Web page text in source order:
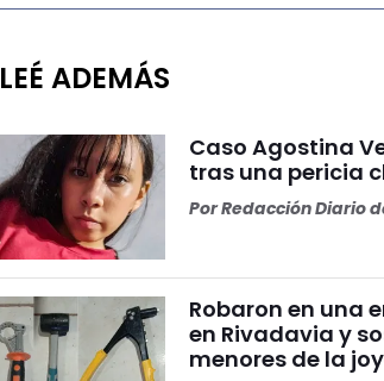
LEÉ ADEMÁS
Caso Agostina
tras una pericia
PorRedacción Diario
Robaron en una
en Rivadavia y
menores de la